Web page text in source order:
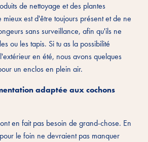
de nettoyage et des plantes
mieux est d'être toujours présent et de ne
sans surveillance, afin qu'ils ne
ou les tapis. Si tu as la possibilité
en été, nous avons quelques
un enclos en plein air.
adaptée aux cochons
en fait pas besoin de grand-chose. En
le foin ne devraient pas manquer